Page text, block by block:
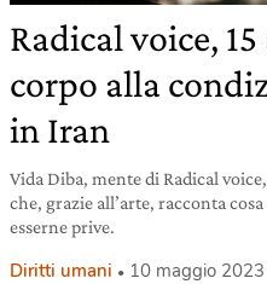
Radical voice,
corpo alla
in Iran
Vida Diba, mente di Radical
che, grazie all’arte, racconta
esserne prive.
Diritti umani 10 maggio 2023